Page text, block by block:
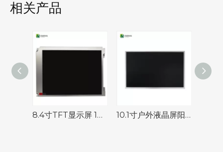
相关产品
8.4寸TFT显示屏 1024*768 1000nits 高亮户外液晶屏 10.1寸户外液晶屏阳光下可视高分辨率1920*1200